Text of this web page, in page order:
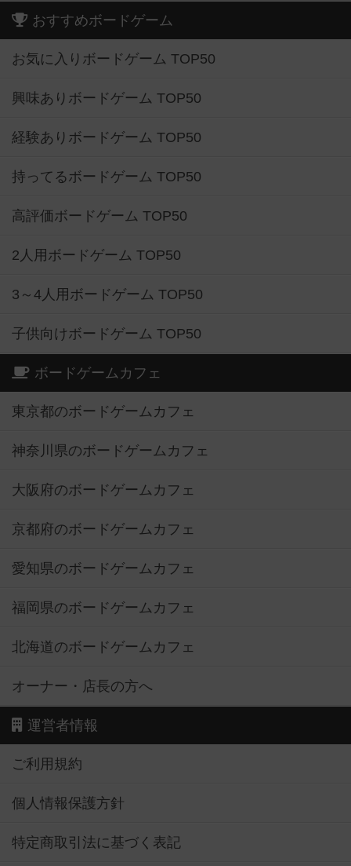
おすすめボードゲーム
お気に入りボードゲーム TOP50
興味ありボードゲーム TOP50
経験ありボードゲーム TOP50
持ってるボードゲーム TOP50
高評価ボードゲーム TOP50
2人用ボードゲーム TOP50
3～4人用ボードゲーム TOP50
子供向けボードゲーム TOP50
ボードゲームカフェ
東京都のボードゲームカフェ
神奈川県のボードゲームカフェ
大阪府のボードゲームカフェ
京都府のボードゲームカフェ
愛知県のボードゲームカフェ
福岡県のボードゲームカフェ
北海道のボードゲームカフェ
オーナー・店長の方へ
運営者情報
ご利用規約
個人情報保護方針
特定商取引法に基づく表記